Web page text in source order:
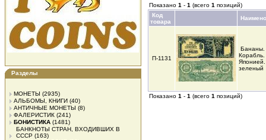
Разделы
МОНЕТЫ (2935)
АЛЬБОМЫ, КНИГИ (40)
АНТИЧНЫЕ МОНЕТЫ (8)
ФАЛЕРИСТИК (241)
БОНИСТИКА (1481)
БАНКНОТЫ СТРАН, ВХОДИВШИХ В
СССР (163)
Показано 1 - 1 (всего 1 позиций)
Код
товара
П-1131
Корабль.
зеленый
Показано 1 - 1 (всего 1 позиций)